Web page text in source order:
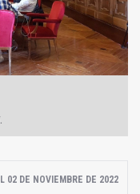
02 DE NOVIEMBRE DE 2022